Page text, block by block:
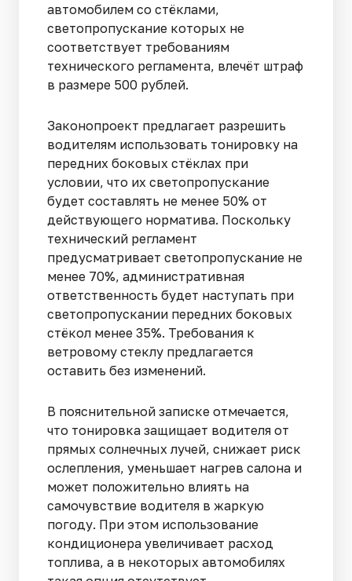
автомобилем со стёклами,
светопропускание которых не
соответствует требованиям
технического регламента, влечёт штраф
в размере 500 рублей.
Законопроект предлагает разрешить
водителям использовать тонировку на
передних боковых стёклах при
условии, что их светопропускание
будет составлять не менее 50% от
действующего норматива. Поскольку
технический регламент
предусматривает светопропускание не
менее 70%, административная
ответственность будет наступать при
светопропускании передних боковых
стёкол менее 35%. Требования к
ветровому стеклу предлагается
оставить без изменений.
В пояснительной записке отмечается,
что тонировка защищает водителя от
прямых солнечных лучей, снижает риск
ослепления, уменьшает нагрев салона и
может положительно влиять на
самочувствие водителя в жаркую
погоду. При этом использование
кондиционера увеличивает расход
топлива, а в некоторых автомобилях